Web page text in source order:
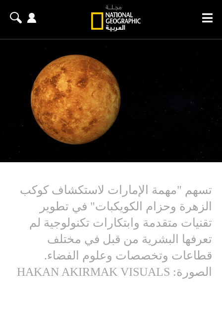
تسهم "مهمة الإمارات لاستكشاف كوكب
الزهرة وحزام الكويكبات" في تطوير
تقنيات متقدمة وابتكارات تكنولوجية لم
تعرفها البشرية من قبل في مختلف
قطاعات وتخصصات وعلوم الفضاء.
الصورة: HAKAN AKIRMAK VISUALS